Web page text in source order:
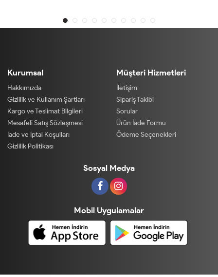
Kurumsal
Hakkımızda
Gizlilik ve Kullanım Şartları
Kargo ve Teslimat Bilgileri
Mesafeli Satış Sözleşmesi
İade ve İptal Koşulları
Gizlilik Politikası
Müşteri Hizmetleri
İletişim
Sipariş Takibi
Sorular
Ürün İade Formu
Ödeme Seçenekleri
Sosyal Medya
Mobil Uygulamalar